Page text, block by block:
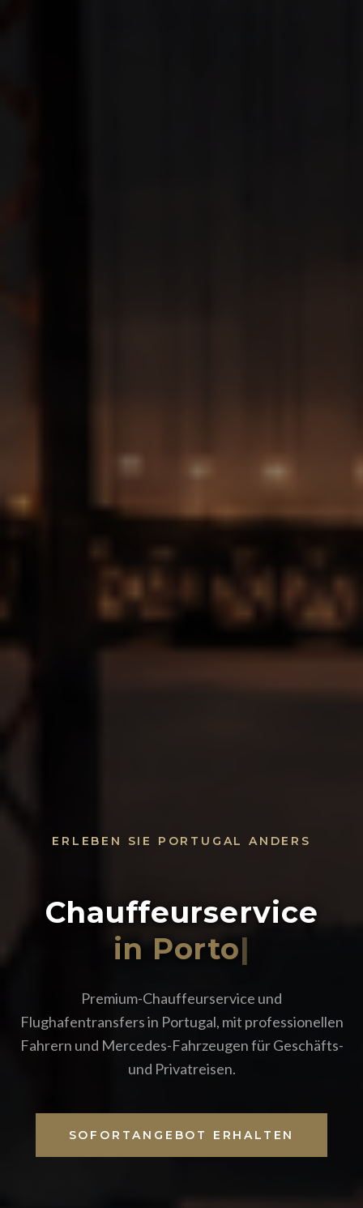
ERLEBEN SIE PORTUGAL ANDERS
Chauffeurservice
i|
Premium-Chauffeurservice und
Flughafentransfers in Portugal, mit professionellen
Fahrern und Mercedes-Fahrzeugen für Geschäfts-
und Privatreisen.
SOFORTANGEBOT ERHALTEN